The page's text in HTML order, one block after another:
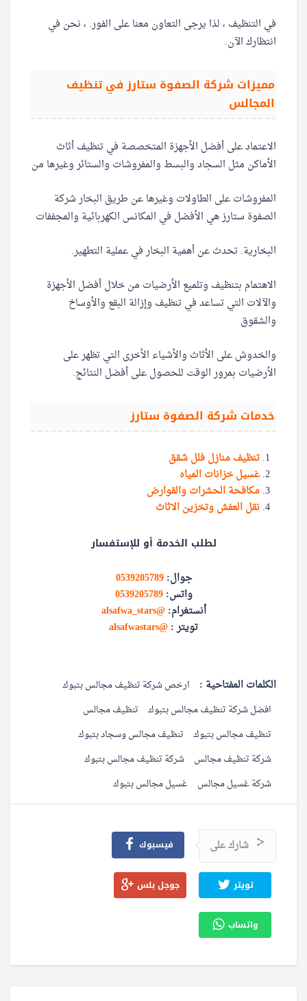
في التنظيف ، لذا يرجى التعاون معنا على الفور. ، نحن في
انتظارك الآن.
مميزات شركة الصفوة ستارز في تنظيف
المجالس
الاعتماد على أفضل الأجهزة المتخصصة في تنظيف أثاث
الأماكن مثل السجاد والبسط والمفروشات والستائر وغيرها من
المفروشات على الطاولات وغيرها عن طريق البخار شركة
الصفوة ستارز هي الأفضل في المكانس الكهربائية والمجففات
البخارية. تحدث عن أهمية البخار في عملية التطهير.
الاهتمام بتنظيف وتلميع الأرضيات من خلال أفضل الأجهزة
والآلات التي تساعد في تنظيف وإزالة البقع والأوساخ
والشقوق
والخدوش على الأثاث والأشياء الأخرى التي تظهر على
الأرضيات بمرور الوقت للحصول على أفضل النتائج.
خدمات شركة الصفوة ستارز
تنظيف منازل فلل شقق
غسيل خزانات المياه
مكافحة الحشرات والقوارض
نقل العفش وتخزين الاثاث
لطلب الخدمة أو للإستفسار
جوال:0539205789
واتس:0539205789
أنستغرام:@alsafwa_stars
تويتر :@alsafwastars
الكلمات المفتاحية :
ارخص شركة تنظيف مجالس بتبوك
افضل شركة تنظيف مجالس بتبوك تنظيف مجالس
تنظيف مجالس بتبوك تنظيف مجالس وسجاد بتبوك
شركة تنظيف مجالس شركة تنظيف مجالس بتبوك
شركة غسيل مجالس غسيل مجالس بتبوك
شارك على فيسبوك
تويتر جوجل بلس
واتساب